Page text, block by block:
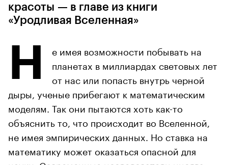
красоты — в главе из книги
«Уродливая Вселенная»
Н
е имея возможности побывать на
планетах в миллиардах световых лет
от нас или попасть внутрь черной
дыры, ученые прибегают к математическим
моделям. Так они пытаются хоть как-то
объяснить то, что происходит во Вселенной,
не имея эмпирических данных. Но ставка на
математику может оказаться опасной для